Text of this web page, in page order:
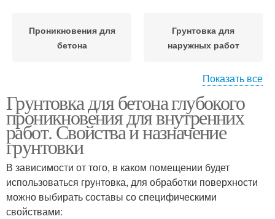
Проникновения для
бетона
Грунтовка для
наружных работ
Работы по штукатурке
Грунтовки для
фасадных работ
Работы по дереву Работы по бетону
Показать все
Грунтовка для бетона глубокого
проникновения для внутренних
работ. Свойства и назначение
грунтовки
В зависимости от того, в каком помещении будет
использоваться грунтовка, для обработки поверхности
можно выбирать составы со специфическими
свойствами: